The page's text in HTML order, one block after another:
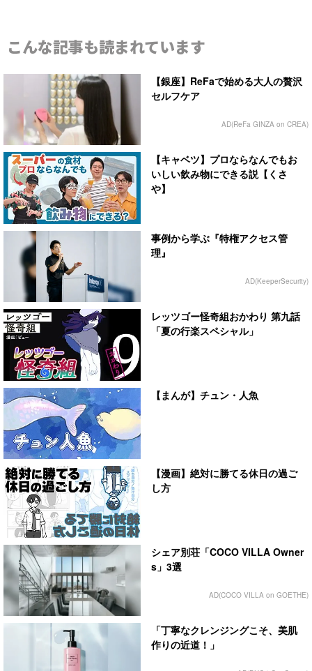
こんな記事も読まれています
【銀座】ReFaで始める大人の贅沢
セルフケア
AD(ReFa GINZA on CREA)
【キャベツ】プロならなんでもお
いしい飲み物にできる説【くさ
や】
事例から学ぶ『特権アクセス管
理』
AD(KeeperSecurity)
レッツゴー怪奇組おかわり 第九話
「夏の行楽スペシャル」
【まんが】チュン・人魚
【漫画】絶対に勝てる休日の過ご
し方
シェア別荘「COCO VILLA Owner
s」3選
AD(COCO VILLA on GOETHE)
「丁寧なクレンジングこそ、美肌
作りの近道！」